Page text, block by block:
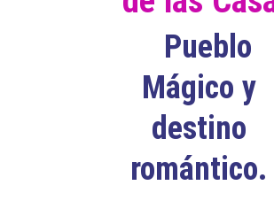
Pueblo
Mágico y
destino
romántico.